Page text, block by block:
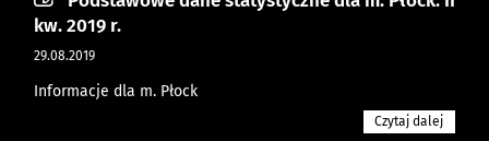
kw. 2019 r.
29.08.2019
Informacje dla m. Płock
Czytaj dalej